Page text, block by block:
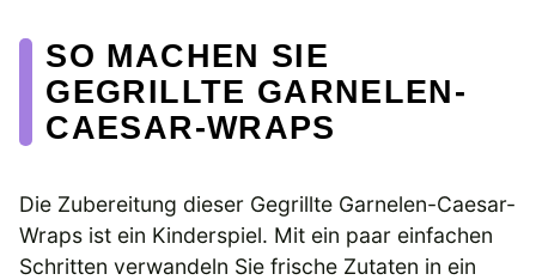
SO MACHEN SIE
GEGRILLTE GARNELEN-
CAESAR-WRAPS
Die Zubereitung dieser Gegrillte Garnelen-Caesar-
Wraps ist ein Kinderspiel. Mit ein paar einfachen
Schritten verwandeln Sie frische Zutaten in ein